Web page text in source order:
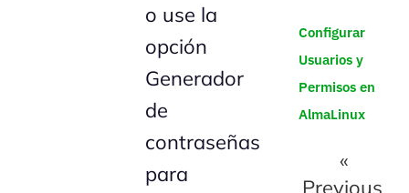
o use la
opción
Generador
de
contraseñas
para
Configurar
Usuarios y
Permisos en
AlmaLinux
«
Previous